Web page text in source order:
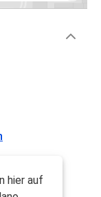
hier auf